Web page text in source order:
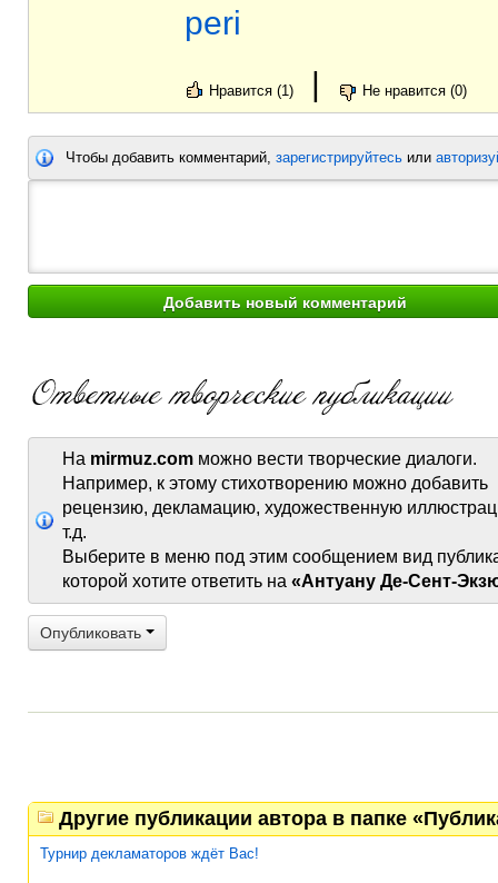
peri
Нравится (1) | Не нравится (0)
Чтобы добавить комментарий, зарегистрируйтесь или
На mirmuz.com можно вести творческие диалоги.
Например, к этому стихотворению можно добавить
рецензию, декламацию, художественную
т.д.
Выберите в меню под этим сообщением вид
которой хотите ответить на «Антуану Де-Сент-
Опубликовать
Другие публикации автора в папке
Турнир декламаторов ждёт Вас!